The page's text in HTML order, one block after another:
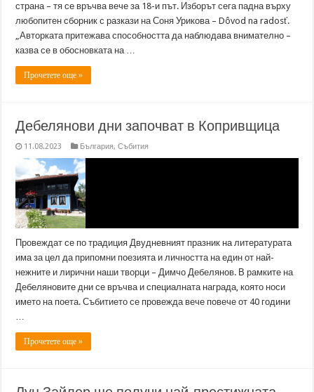
страна – тя се връчва вече за 18-и път. Изборът сега падна върху
любопитен сборник с разкази на Соня Урикова – Dôvod na radosť.
„Авторката притежава способността да наблюдава внимателно –
казва се в обосновката на …
Прочетете още »
Дебелянови дни започват в Копривщица
11.08.2023 България,Събития
Провеждат се по традиция Двудневният празник на литературата
има за цел да припомни поезията и личността на един от най-
нежните и лирични наши творци – Димчо Дебелянов. В рамките на
Дебеляновите дни се връчва и специалната награда, която носи
името на поета. Събитието се провежда вече повече от 40 години
…
Прочетете още »